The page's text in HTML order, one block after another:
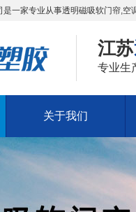
一家专业从事透明磁吸软门帘,
江苏
专业生
关于我们